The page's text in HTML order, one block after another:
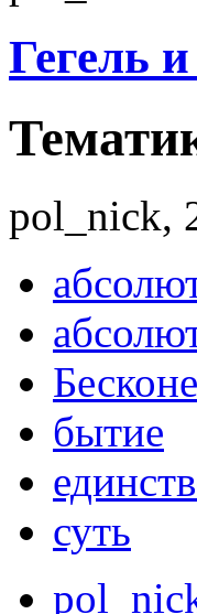
Гегель
pol_nick,
бытие
суть